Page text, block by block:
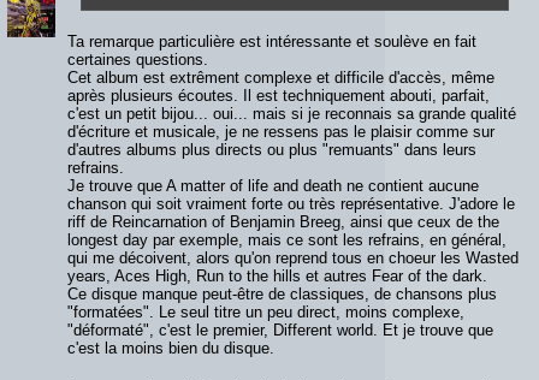
Ta remarque particulière est intéressante et soulève en fait
certaines questions.
Cet album est extrêment complexe et difficile d'accès, même
après plusieurs écoutes. Il est techniquement abouti, parfait,
c'est un petit bijou... oui... mais si je reconnais sa grande qualité
d'écriture et musicale, je ne ressens pas le plaisir comme sur
d'autres albums plus directs ou plus "remuants" dans leurs
refrains.
Je trouve que A matter of life and death ne contient aucune
chanson qui soit vraiment forte ou très représentative. J'adore le
riff de Reincarnation of Benjamin Breeg, ainsi que ceux de the
longest day par exemple, mais ce sont les refrains, en général,
qui me décoivent, alors qu'on reprend tous en choeur les Wasted
years, Aces High, Run to the hills et autres Fear of the dark.
Ce disque manque peut-être de classiques, de chansons plus
"formatées". Le seul titre un peu direct, moins complexe,
"déformaté", c'est le premier, Different world. Et je trouve que
c'est la moins bien du disque.